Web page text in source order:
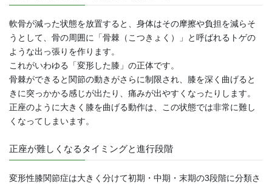
軟骨が減った状態を放置すると、身体はその摩擦や負担を減らそ
うとして、骨の周囲に「骨棘（こつきょく）」と呼ばれるトゲの
ような出っ張りを作ります。
これがいわゆる「変形した膝」の正体です。
骨棘ができると関節の動きがさらに制限され、膝を深く曲げると
きに突っかかる感じが出たり、痛みが出やすくなったりします。
正座のように大きく膝を曲げる動作は、この状態では非常に難し
くなってしまいます。
正座が難しくなるタイミングと進行段階
変形性膝関節症は大きく分けて初期・中期・末期の3段階に分類さ